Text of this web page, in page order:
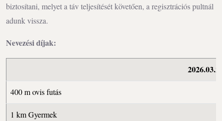
biztosítani, melyet a táv teljesítését követően, a regisztrációs pultnál
adunk vissza.
Nevezési díjak:
400 m ovis futás
1 km Gyermek